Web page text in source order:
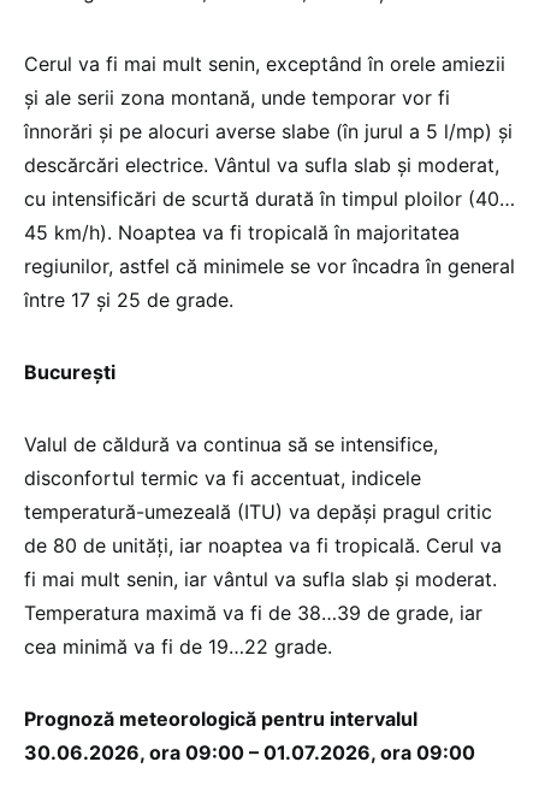
Cerul va fi mai mult senin, exceptând în orele amiezii
și ale serii zona montană, unde temporar vor fi
înnorări și pe alocuri averse slabe (în jurul a 5 l/mp) și
descărcări electrice. Vântul va sufla slab și moderat,
cu intensificări de scurtă durată în timpul ploilor (40…
45 km/h). Noaptea va fi tropicală în majoritatea
regiunilor, astfel că minimele se vor încadra în general
între 17 și 25 de grade.
București
Valul de căldură va continua să se intensifice,
disconfortul termic va fi accentuat, indicele
temperatură-umezeală (ITU) va depăși pragul critic
de 80 de unități, iar noaptea va fi tropicală. Cerul va
fi mai mult senin, iar vântul va sufla slab și moderat.
Temperatura maximă va fi de 38…39 de grade, iar
cea minimă va fi de 19…22 grade.
Prognoză meteorologică pentru intervalul
30.06.2026, ora 09:00 – 01.07.2026, ora 09:00